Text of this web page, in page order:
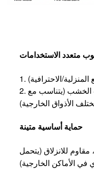
متعدد الاستخدامات
الاحترافية)
2. خيارات ألوان متعددة + نسيج حبيبات الخشب (يتناسب مع
الأذواق الخارجية)
حماية أساسية متينة
للانزلاق (يتحمل
في الأماكن الخارجية)